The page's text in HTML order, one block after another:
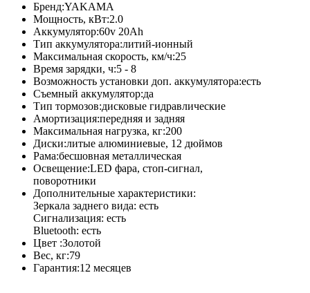
Бренд:YAKAMA
Мощность, кВт:2.0
Аккумулятор:60v 20Ah
Тип аккумулятора:литий-ионный
Максимальная скорость, км/ч:25
Время зарядки, ч:5 - 8
Возможность установки доп. аккумулятора:есть
Съемный аккумулятор:да
Тип тормозов:дисковые гидравлические
Амортизация:передняя и задняя
Максимальная нагрузка, кг:200
Диски:литые алюминиевые, 12 дюймов
Рама:бесшовная металлическая
Освещение:LED фара, стоп-сигнал,
поворотники
Дополнительные характеристики:
Зеркала заднего вида: есть
Сигнализация: есть
Bluetooth: есть
Цвет :Золотой
Вес, кг:79
Гарантия:12 месяцев